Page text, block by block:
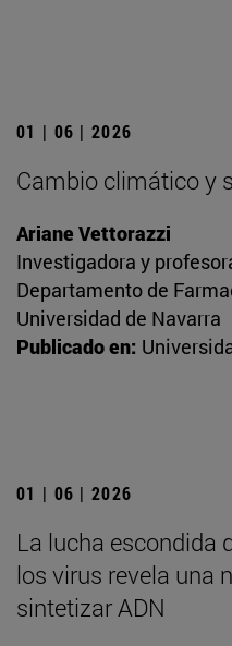
01 | 06 | 2026
Cambio climático y
Ariane Vettorazzi
Investigadora y
Departamento de
Universidad de Navarra
Publicado en:
01 | 06 | 2026
La lucha escondida
los virus revela una
sintetizar ADN